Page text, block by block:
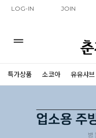
LOG-IN JOIN
특가상품 소코아 유유샤브